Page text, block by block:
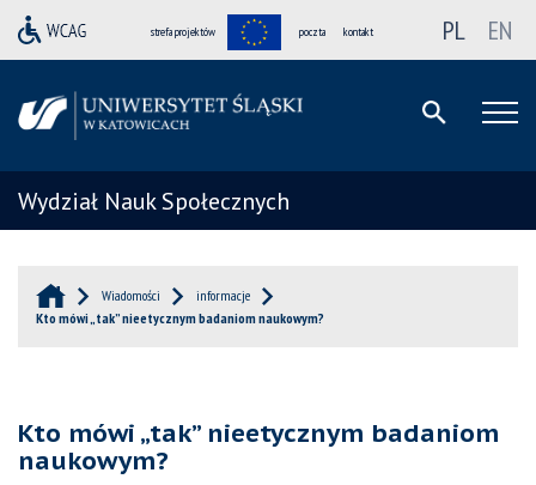
strefa projektów poczta kontakt PL EN
Wydział Nauk Społecznych
Wiadomości
informacje
Kto mówi „tak” nieetycznym badaniom naukowym?
Kto mówi „tak” nieetycznym badaniom
naukowym?